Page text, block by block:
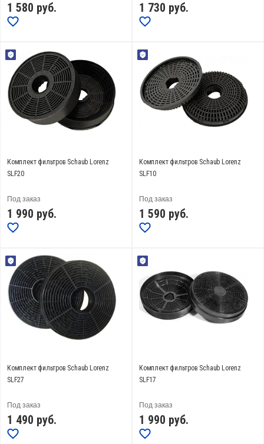
1 580 руб. 1 730 руб.
Комплект фильтров Schaub Lorenz
SLF20
Под заказ
1 990 руб.
Комплект фильтров Schaub Lorenz
SLF10
Под заказ
1 590 руб.
Комплект фильтров Schaub Lorenz
SLF27
Под заказ
1 490 руб.
Комплект фильтров Schaub Lorenz
SLF17
Под заказ
1 990 руб.